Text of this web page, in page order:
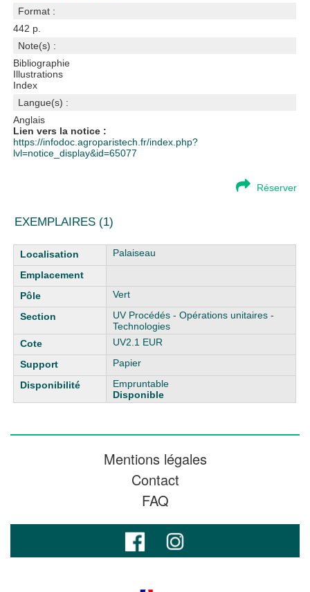
Format :
442 p.
Note(s) :
Bibliographie
Illustrations
Index
Langue(s) :
Anglais
Lien vers la notice :
https://infodoc.agroparistech.fr/index.php?
lvl=notice_display&id=65077
Réserver
EXEMPLAIRES (1)
Liste des exemplaires Palaiseau
Vert
UV Procédés - Opérations unitaires -
Technologies
UV2.1 EUR
Papier
Empruntable
Disponible
Mentions légales
Contact
FAQ